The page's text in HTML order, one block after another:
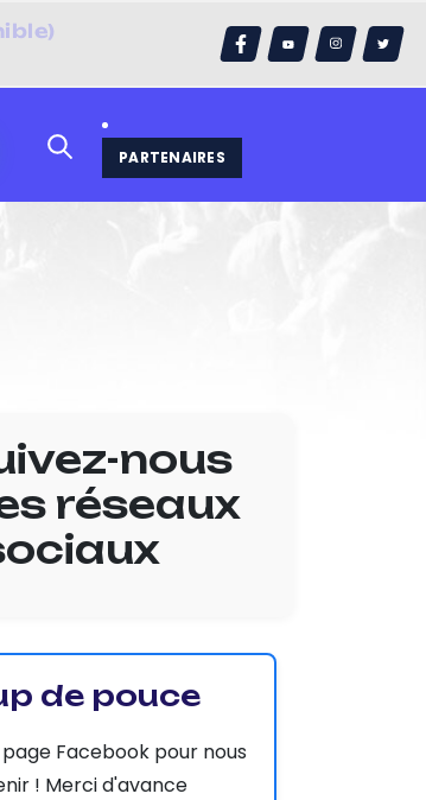
PARTENAIRES
nous
réseaux
de pouce
Facebook pour nous
! Merci d'avance